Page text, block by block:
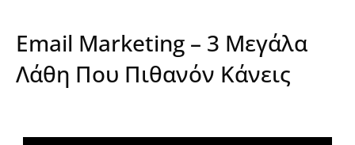
Email Marketing – 3 Μεγάλα
Λάθη Που Πιθανόν Κάνεις